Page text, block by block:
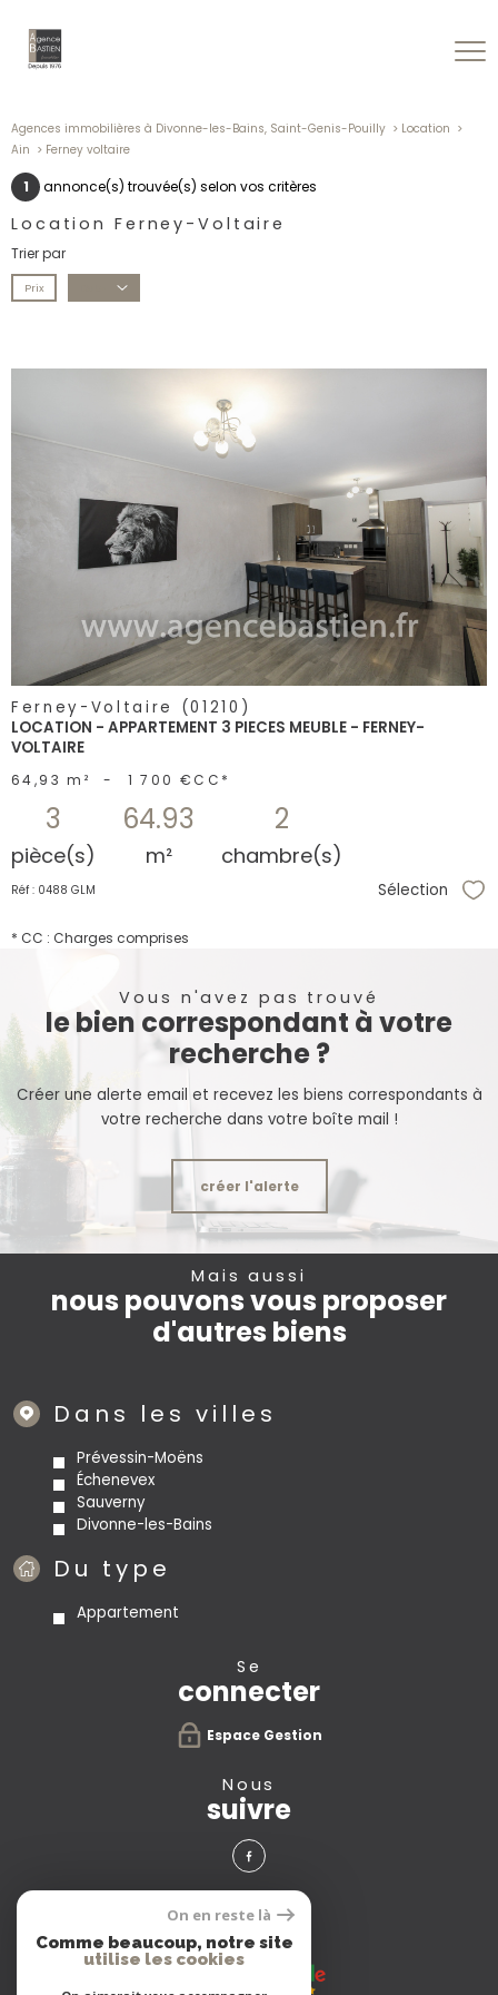
Agences immobilières à Divonne-les-Bains, Saint-Genis-Pouilly
Location
Ain
Ferney voltaire
1 annonce(s) trouvée(s) selon vos critères
Location Ferney-Voltaire
Trier par
Prix
voir le
bien
Ferney-Voltaire (01210)
LOCATION - APPARTEMENT 3 PIECES MEUBLE - FERNEY-
VOLTAIRE
64,93 m² - 1 700 € CC*
3
pièce(s)
64.93
m²
2
chambre(s)
Réf : 0488 GLM Sélection
* CC : Charges comprises
Vous n'avez pas trouvé
le bien correspondant à votre
recherche ?
Créer une alerte email et recevez les biens correspondants à
votre recherche dans votre boîte mail !
créer l'alerte
Mais aussi
nous pouvons vous proposer
d'autres biens
Dans les villes
Prévessin-Moëns
Échenevex
Sauverny
Divonne-les-Bains
Du type
Appartement
se
connecter
Espace Gestion
nous
suivre
avis
clients
On en reste là
Comme beaucoup, notre site
utilise les cookies